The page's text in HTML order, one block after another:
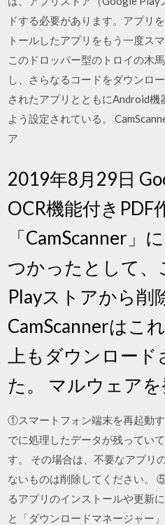
ドする必要があります。アプリ
トールしたアプリをもう一度ス
このドロッパー型のトロイの木
し、さらなるコードをダウンロ
されたアプリとともにAndroid機
よう設定されている。
ア
2019年8月29日
OCR機能付きPDF
「CamScanner」
つかったとして、
Playストアから削
CamScannerはこ
上もダウンロー
た。 マルウェア
①スマートフォン端末を再起動
でに処理したデータが残ってい
す。 その場合は、不要なアプリ
ないものは削除してください。
るアプリのインストールや更新
と「ダウンロードマネージャー